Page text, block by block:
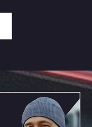
Stop
18620